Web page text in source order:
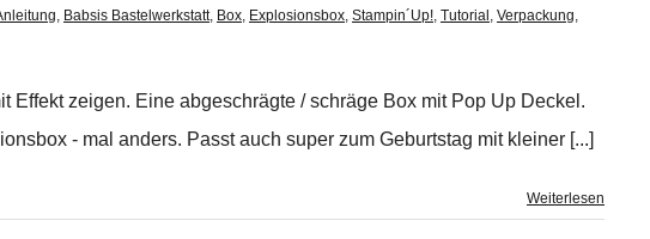
, Babsis Bastelwerkstatt, Box, Explosionsbox, Stampin´Up!, Tutorial , Verpackung,
Effekt zeigen. Eine abgeschrägte / schräge Box mit Pop Up Deckel.
- mal anders. Passt auch super zum Geburtstag mit kleiner [...]
Weiterlesen